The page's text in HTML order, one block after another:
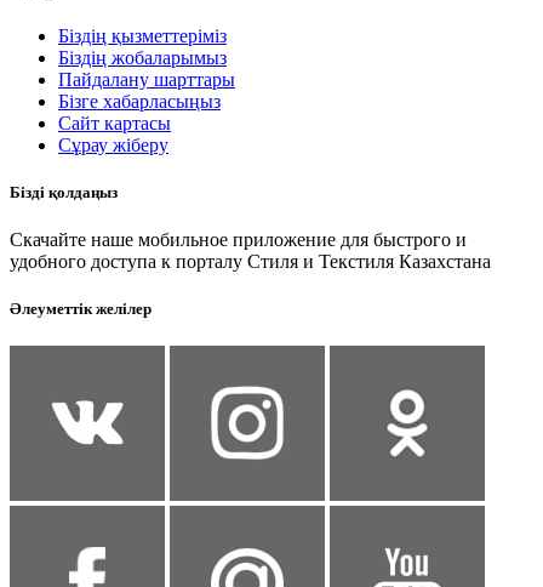
Біздің қызметтеріміз
Біздің жобаларымыз
Пайдалану шарттары
Бізге хабарласыңыз
Сайт картасы
Сұрау жіберу
Бізді қолдаңыз
Скачайте наше мобильное приложение для быстрого и
удобного доступа к порталу Стиля и Текстиля Казахстана
Әлеуметтік желілер